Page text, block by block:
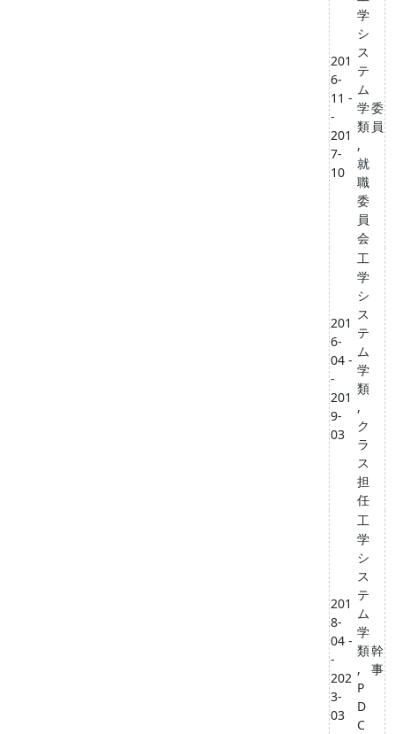
201
6-
11 -
-
201
7-
10
学
シ
ス
テ
ム
学
類
,
就
職
委
員
会
委
員
201
6-
04 -
-
201
9-
03
工
学
シ
ス
テ
ム
学
類
,
ク
ラ
ス
担
任
201
8-
04 -
-
202
3-
03
工
学
シ
ス
テ
ム
学
類
,
P
D
C
幹
事